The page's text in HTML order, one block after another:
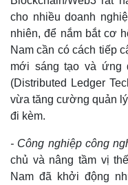
cho nhiều doanh
nhiên, để nắm bắt cơ
Nam cần có cách tiếp
mới sáng tạo và ứng
(Distributed Ledger
vừa tăng cường quản
đi kèm.
- Công nghiệp công
chủ và nâng tầm vị
Nam đã khởi động